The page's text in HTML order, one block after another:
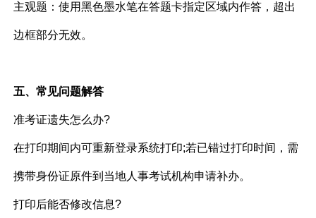
主观题：使用黑色墨水笔在答题卡指定区域内作答，超出
边框部分无效。
五、常见问题解答
准考证遗失怎么办?​
在打印期间内可重新登录系统打印;若已错过打印时间，需
携带身份证原件到当地人事考试机构申请补办。
打印后能否修改信息?​